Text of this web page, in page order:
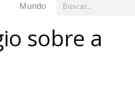
Mundo
sobre a